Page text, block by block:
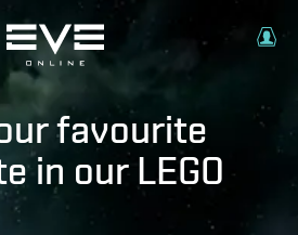
favourite
in our LEGO